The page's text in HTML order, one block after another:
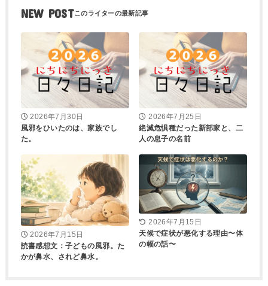
NEW POST
2026年7月30日
風邪をひいたのは、家族でし
た。
2026年7月25日
絶滅危惧種だった新部家と、二
人の息子の名前
2026年7月15日
読書感想文：子どもの風邪。た
かが鼻水、されど鼻水。
2026年7月15日
天候で症状が悪化する理由〜体
の幅の話〜